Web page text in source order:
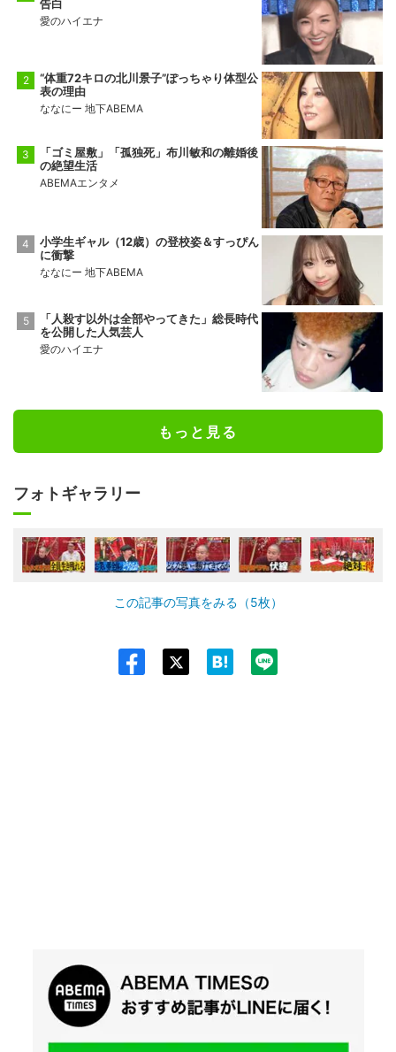
告白
愛のハイエナ
“体重72キロの北川景子”ぽっちゃり体型公
表の理由
ななにー 地下ABEMA
「ゴミ屋敷」「孤独死」布川敏和の離婚後
の絶望生活
ABEMAエンタメ
小学生ギャル（12歳）の登校姿＆すっぴん
に衝撃
ななにー 地下ABEMA
「人殺す以外は全部やってきた」総長時代
を公開した人気芸人
愛のハイエナ
もっと見る
フォトギャラリー
この記事の写真をみる（5枚）